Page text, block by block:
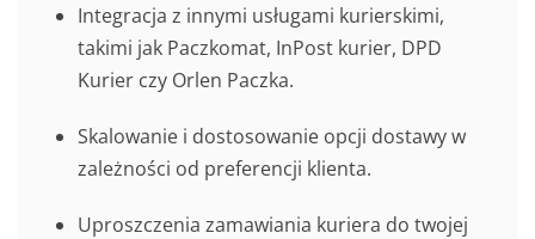
Integracja z innymi usługami kurierskimi,
takimi jak Paczkomat, InPost kurier, DPD
Kurier czy Orlen Paczka.
Skalowanie i dostosowanie opcji dostawy w
zależności od preferencji klienta.
Uproszczenia zamawiania kuriera do twojej